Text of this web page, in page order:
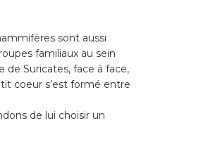
sont aussi
familiaux au sein
de Suricates, face à face,
coeur s’est formé entre
de lui choisir un